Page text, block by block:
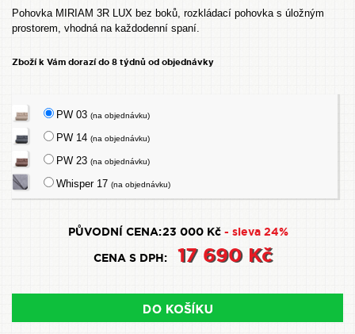
Pohovka MIRIAM 3R LUX bez boků, rozkládací pohovka s úložným
prostorem, vhodná na každodenní spaní.
Zboží k Vám dorazí do 8 týdnů od objednávky
PW 03(na objednávku)
PW 14(na objednávku)
PW 23(na objednávku)
Whisper 17(na objednávku)
PŮVODNÍ CENA:23 000 Kč - sleva 24%
CENA S DPH:
17 690 Kč